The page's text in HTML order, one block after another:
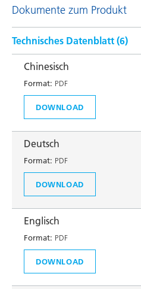
Dokumente zum Produkt
Technisches Datenblatt (6)
Chinesisch
Format: PDF
DOWNLOAD
Deutsch
Format: PDF
DOWNLOAD
Englisch
Format: PDF
DOWNLOAD